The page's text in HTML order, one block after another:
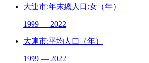
大連市:年末總人口:女（年）
1999 — 2022
大連市:平均人口（年）
1999 — 2022